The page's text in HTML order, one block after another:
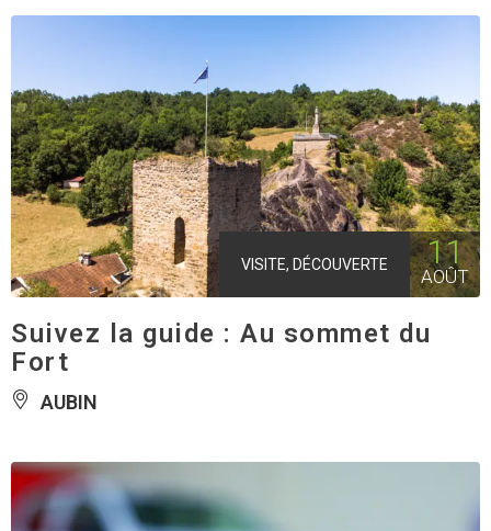
VISITE, DÉCOUVERTE 11
AOÛT
Suivez la guide : Au sommet du
Fort
AUBIN